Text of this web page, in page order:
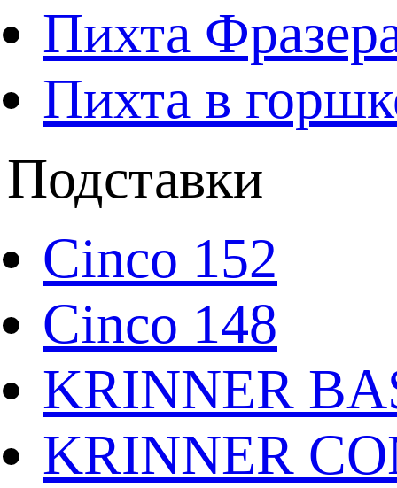
Пихта
Пихта в
Подставки
Cinco 152
Cinco 148
KRINNER
KRINNER